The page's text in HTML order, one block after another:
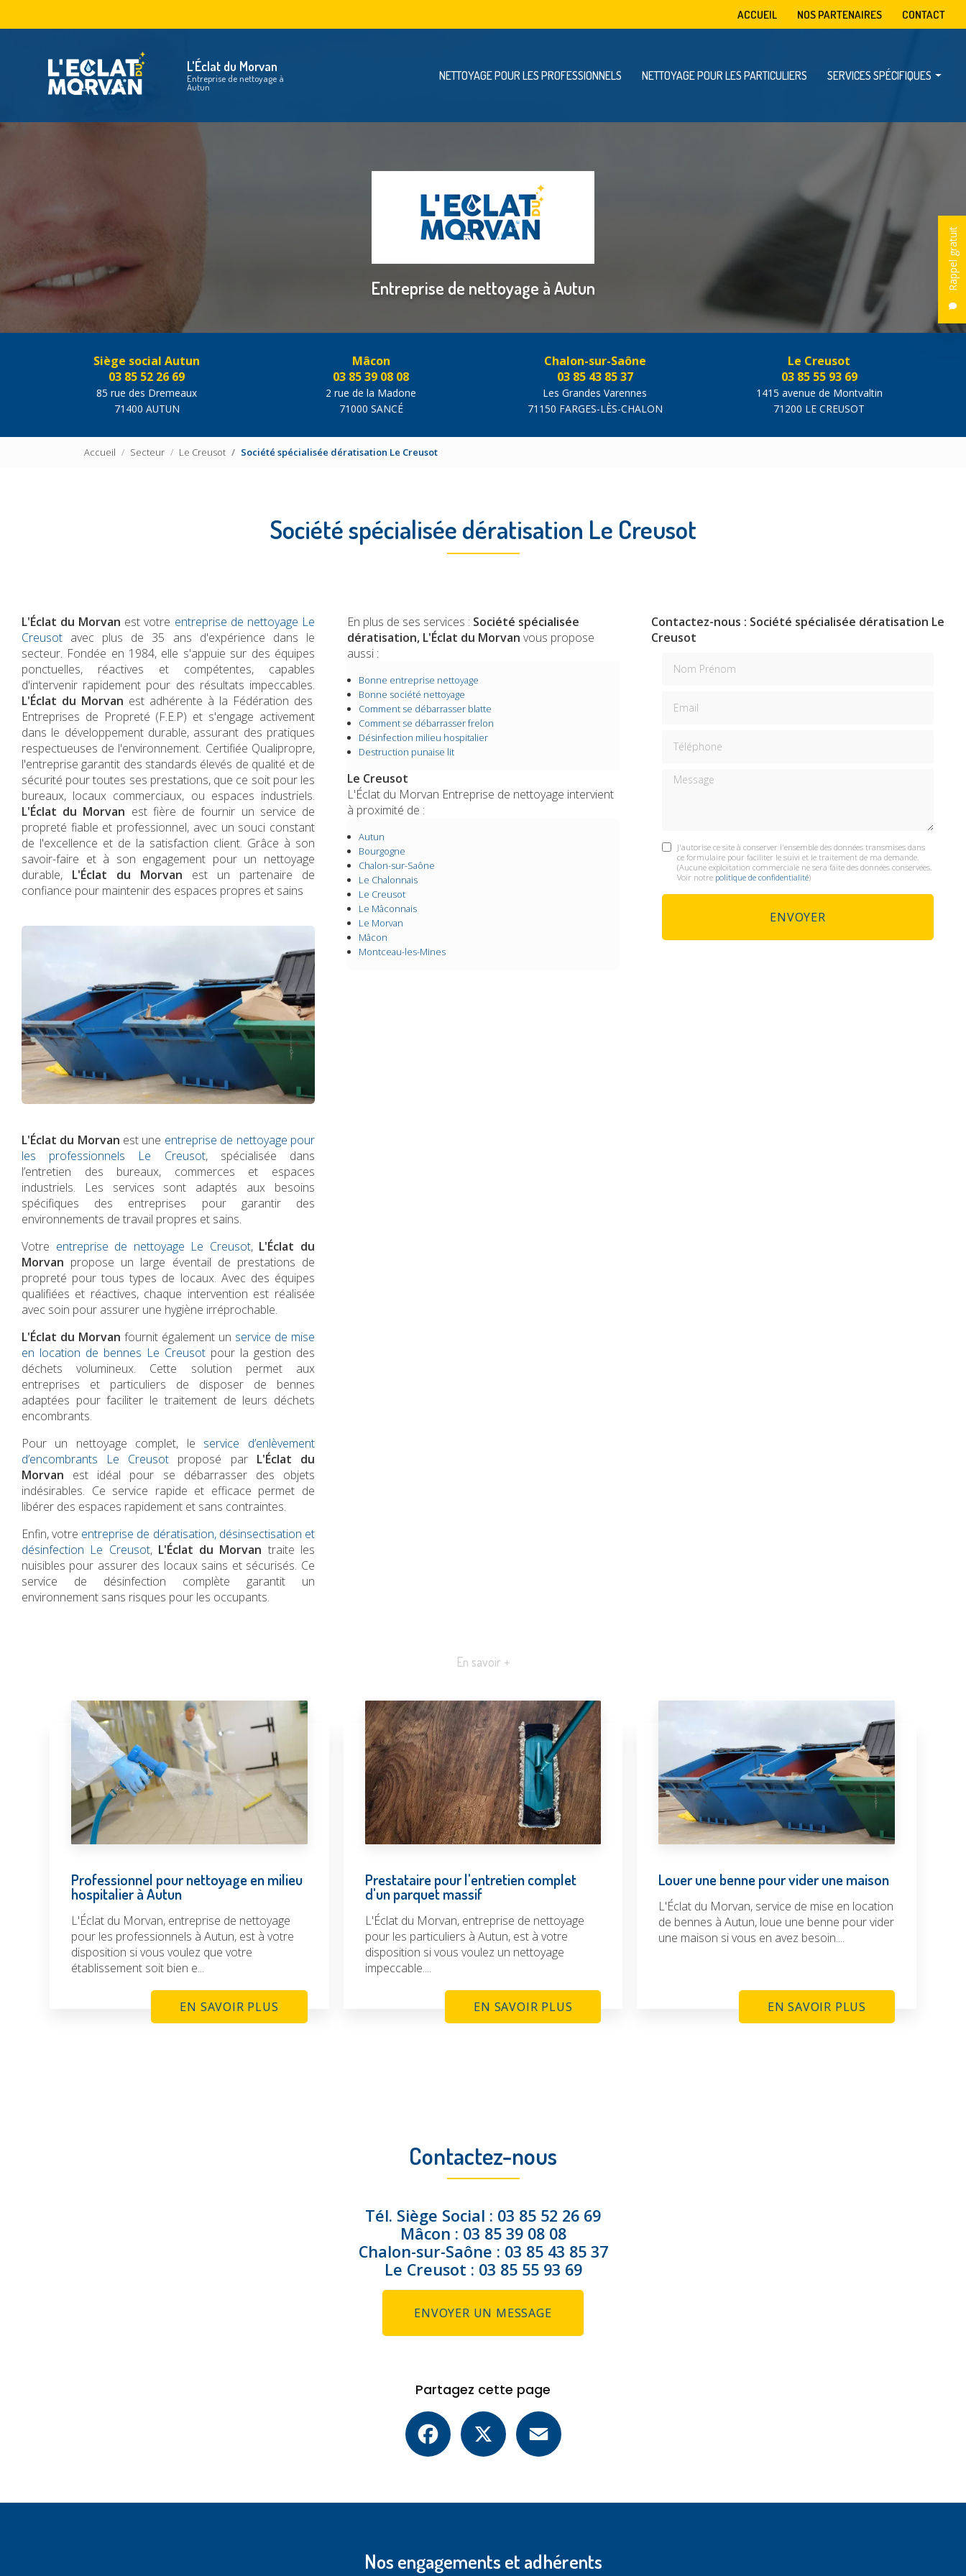
L'Éclat du Morvan
Entreprise de nettoyage à
Autun
Rappel gratuit
ACCUEIL NOS PARTENAIRES
CONTACT
NETTOYAGE POUR LES PROFESSIONNELS NETTOYAGE POUR LES PARTICULIERS SERVICES SPÉCIFIQUES
Entreprise de nettoyage à Autun
Siège social Autun
03 85 52 26 69
85 rue des Dremeaux
71400 AUTUN
Mâcon
03 85 39 08 08
2 rue de la Madone
71000 SANCÉ
Chalon-sur-Saône
03 85 43 85 37
Les Grandes Varennes
71150 FARGES-LÈS-CHALON
Le Creusot
03 85 55 93 69
1415 avenue de Montvaltin
71200 LE CREUSOT
Accueil Secteur Le Creusot Société spécialisée dératisation Le Creusot
Société spécialisée dératisation Le Creusot
L'Éclat du Morvan est votre entreprise de nettoyage Le
Creusot avec plus de 35 ans d'expérience dans le
secteur. Fondée en 1984, elle s'appuie sur des équipes
ponctuelles, réactives et compétentes, capables
d'intervenir rapidement pour des résultats impeccables.
L'Éclat du Morvan est adhérente à la Fédération des
Entreprises de Propreté (F.E.P) et s'engage activement
dans le développement durable, assurant des pratiques
respectueuses de l'environnement. Certifiée Qualipropre,
l'entreprise garantit des standards élevés de qualité et de
sécurité pour toutes ses prestations, que ce soit pour les
bureaux, locaux commerciaux, ou espaces industriels.
L'Éclat du Morvan est fière de fournir un service de
propreté fiable et professionnel, avec un souci constant
de l'excellence et de la satisfaction client. Grâce à son
savoir-faire et à son engagement pour un nettoyage
durable, L'Éclat du Morvan est un partenaire de
confiance pour maintenir des espaces propres et sains
L'Éclat du Morvan est une entreprise de nettoyage pour
les professionnels Le Creusot, spécialisée dans
l’entretien des bureaux, commerces et espaces
industriels. Les services sont adaptés aux besoins
spécifiques des entreprises pour garantir des
environnements de travail propres et sains.
Votre entreprise de nettoyage Le Creusot, L'Éclat du
Morvan propose un large éventail de prestations de
propreté pour tous types de locaux. Avec des équipes
qualifiées et réactives, chaque intervention est réalisée
avec soin pour assurer une hygiène irréprochable.
L'Éclat du Morvan fournit également un service de mise
en location de bennes Le Creusot pour la gestion des
déchets volumineux. Cette solution permet aux
entreprises et particuliers de disposer de bennes
adaptées pour faciliter le traitement de leurs déchets
encombrants.
Pour un nettoyage complet, le service d’enlèvement
d’encombrants Le Creusot proposé par L'Éclat du
Morvan est idéal pour se débarrasser des objets
indésirables. Ce service rapide et efficace permet de
libérer des espaces rapidement et sans contraintes.
Enfin, votre entreprise de dératisation, désinsectisation et
désinfection Le Creusot, L'Éclat du Morvan traite les
nuisibles pour assurer des locaux sains et sécurisés. Ce
service de désinfection complète garantit un
environnement sans risques pour les occupants.
En plus de ses services : Société spécialisée
dératisation, L'Éclat du Morvan vous propose
aussi :
Bonne entreprise nettoyage
Bonne société nettoyage
Comment se débarrasser blatte
Comment se débarrasser frelon
Désinfection milieu hospitalier
Destruction punaise lit
Le Creusot
L'Éclat du Morvan Entreprise de nettoyage intervient
à proximité de :
Autun
Bourgogne
Chalon-sur-Saône
Le Chalonnais
Le Creusot
Le Mâconnais
Le Morvan
Mâcon
Montceau-les-Mines
Contactez-nous : Société spécialisée dératisation Le
Creusot
Message
J'autorise ce site à conserver l'ensemble des données transmises dans
ce formulaire pour faciliter le suivi et le traitement de ma demande.
(Aucune exploitation commerciale ne sera faite des données conservées.
Voir notre politique de confidentialité)
En savoir +
Professionnel pour nettoyage en milieu
hospitalier à Autun
L'Éclat du Morvan, entreprise de nettoyage
pour les professionnels à Autun, est à votre
disposition si vous voulez que votre
établissement soit bien e...
EN SAVOIR PLUS
Prestataire pour l'entretien complet
d'un parquet massif
L'Éclat du Morvan, entreprise de nettoyage
pour les particuliers à Autun, est à votre
disposition si vous voulez un nettoyage
impeccable....
EN SAVOIR PLUS
Louer une benne pour vider une maison
L'Éclat du Morvan, service de mise en location
de bennes à Autun, loue une benne pour vider
une maison si vous en avez besoin....
EN SAVOIR PLUS
Contactez-nous
Tél. Siège Social : 03 85 52 26 69
Mâcon : 03 85 39 08 08
Chalon-sur-Saône : 03 85 43 85 37
Le Creusot : 03 85 55 93 69
ENVOYER UN MESSAGE
Partagez cette page
Facebook
Nos engagements et adhérents